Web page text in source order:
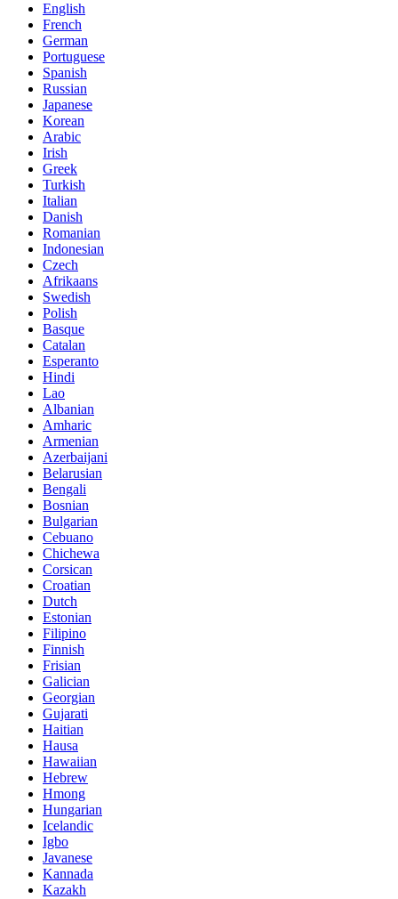
English
French
German
Portuguese
Spanish
Russian
Japanese
Korean
Arabic
Irish
Greek
Turkish
Italian
Danish
Romanian
Indonesian
Czech
Afrikaans
Swedish
Polish
Basque
Catalan
Esperanto
Hindi
Lao
Albanian
Amharic
Armenian
Azerbaijani
Belarusian
Bengali
Bosnian
Bulgarian
Cebuano
Chichewa
Corsican
Croatian
Dutch
Estonian
Filipino
Finnish
Frisian
Galician
Georgian
Gujarati
Haitian
Hausa
Hawaiian
Hebrew
Hmong
Hungarian
Icelandic
Igbo
Javanese
Kannada
Kazakh